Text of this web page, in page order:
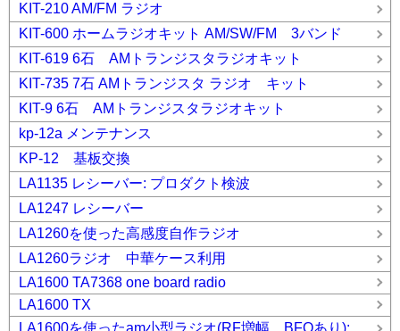
KIT-210 AM/FM ラジオ
KIT-600 ホームラジオキット AM/SW/FM 3バンド
KIT-619 6石 AMトランジスタラジオキット
KIT-735 7石 AMトランジスタ ラジオ キット
KIT-9 6石 AMトランジスタラジオキット
kp-12a メンテナンス
KP-12 基板交換
LA1135 レシーバー: プロダクト検波
LA1247 レシーバー
LA1260を使った高感度自作ラジオ
LA1260ラジオ 中華ケース利用
LA1600 TA7368 one board radio
LA1600 TX
LA1600を使ったam小型ラジオ(RF増幅、BFOあり):